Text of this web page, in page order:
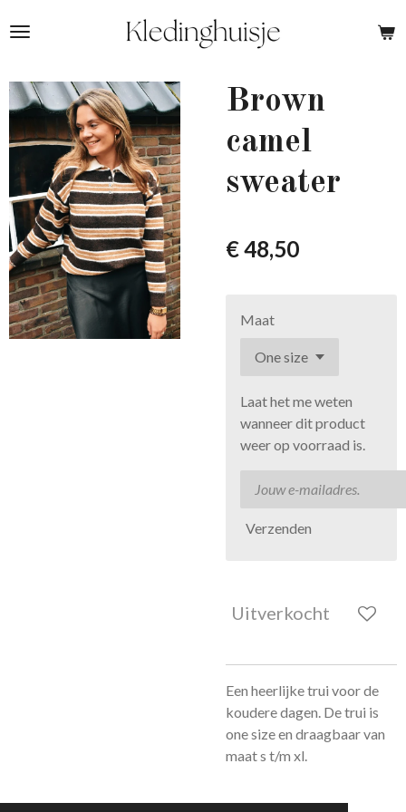
direct
de
hoofdinhoud
Brown
camel
sweater
€ 48,50
Maat
Laat het me weten
wanneer dit product
weer op voorraad is.
Verzenden
Uitverkocht
Een heerlijke trui voor de
koudere dagen. De trui is
one size en draagbaar van
maat s t/m xl.